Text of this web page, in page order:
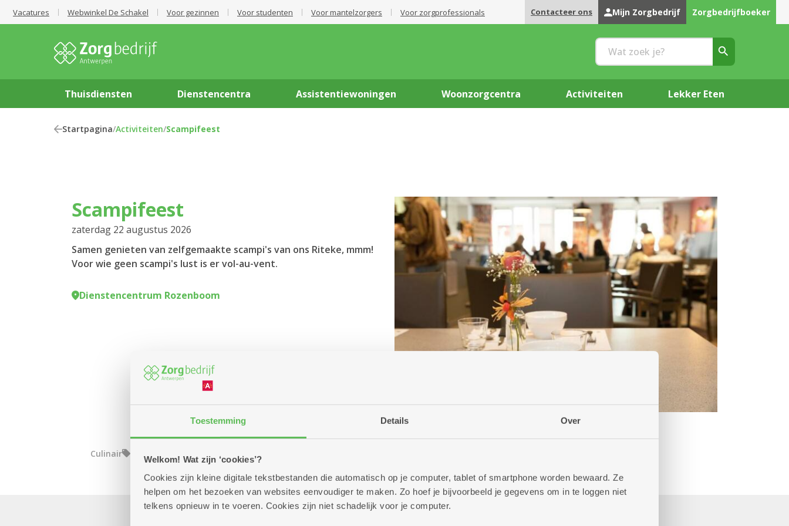
Toestemming Details Over
Welkom! Wat zijn ‘cookies’?
Cookies zijn kleine digitale tekstbestanden die automatisch op je computer, tablet of smartphone worden bewaard. Ze
helpen om het bezoeken van websites eenvoudiger te maken. Zo hoef je bijvoorbeeld je gegevens om in te loggen niet
telkens opnieuw in te voeren. Cookies zijn niet schadelijk voor je computer.
Vacatures Webwinkel De Schakel Voor gezinnen Voor studenten Voor mantelzorgers Voor zorgprofessionals Contacteer ons Mijn Zorgbedrijf Zorgbedrijfboeker
Thuisdiensten Dienstencentra Assistentiewoningen Woonzorgcentra Activiteiten Lekker Eten
Startpagina/Activiteiten/Scampifeest
Scampifeest
zaterdag 22 augustus 2026
Samen genieten van zelfgemaakte scampi's van ons Riteke, mmm!
Voor wie geen scampi's lust is er vol-au-vent.
Dienstencentrum Rozenboom
Culinair